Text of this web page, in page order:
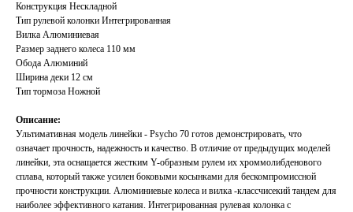
Конструкция Нескладной
Тип рулевой колонки Интегрированная
Вилка Алюминиевая
Размер заднего колеса 110 мм
Обода Алюминий
Ширина деки 12 см
Тип тормоза Ножной
Описание:
Ультимативная модель линейки - Psycho 70 готов демонстрировать, что
означает прочность, надежность и качество. В отличие от предыдущих моделей
линейки, эта оснащается жестким Y-образным рулем их хроммолибденового
сплава, который также усилен боковыми косынками для бескомпромиссной
прочности конструкции. Алюминиевые колеса и вилка -классчисекий тандем для
наиболее эффективного катания. Интегрированная рулевая колонка с